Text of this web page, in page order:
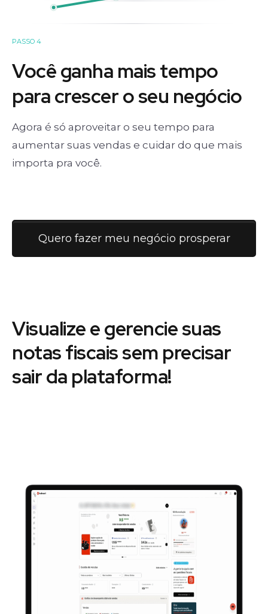
PASSO 4
Você ganha mais tempo
para crescer o seu negócio
Agora é só aproveitar o seu tempo para
aumentar suas vendas e cuidar do que mais
importa pra você.
Quero fazer meu negócio prosperar
Visualize e gerencie suas
notas fiscais sem precisar
sair da plataforma!